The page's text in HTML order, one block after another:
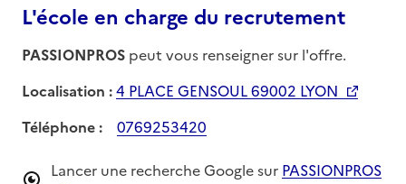
L'école en charge du recrutement
PASSIONPROS peut vous renseigner sur l'offre.
Localisation :4 PLACE GENSOUL 69002 LYON
Téléphone :
0769253420
Lancer une recherche Google sur PASSIONPROS